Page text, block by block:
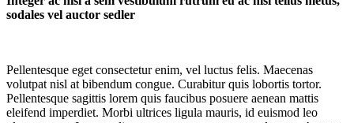
sodales vel auctor sedler
Pellentesque eget consectetur enim, vel luctus felis. Maecenas
volutpat nisl at bibendum congue. Curabitur quis lobortis tortor.
Pellentesque sagittis lorem quis faucibus posuere aenean mattis
eleifend imperdiet. Morbi ultrices ligula mauris, id euismod leo